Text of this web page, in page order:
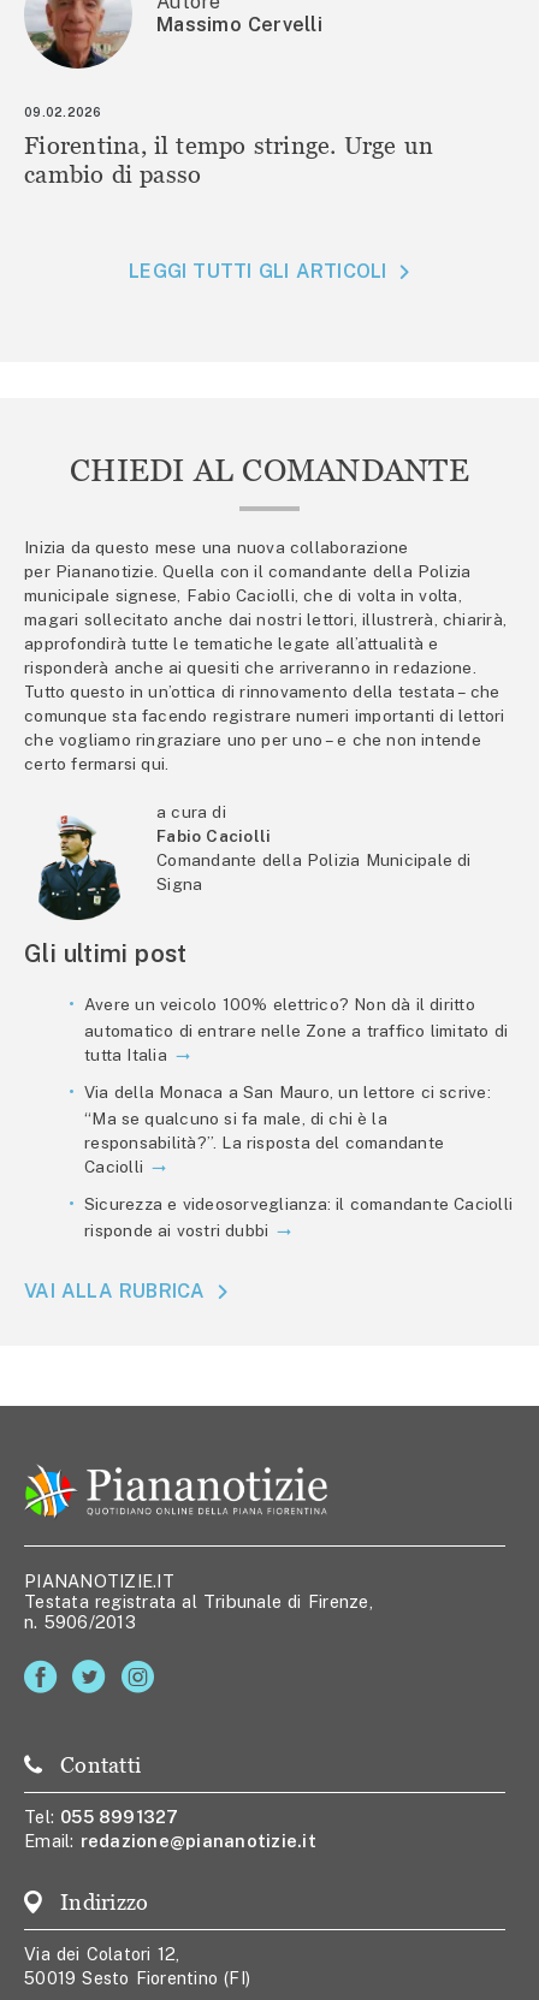
Massimo Cervelli
09.02.2026
Fiorentina, il tempo stringe. Urge un
cambio di passo
LEGGI TUTTI GLI ARTICOLI
CHIEDI AL COMANDANTE
Inizia da questo mese una nuova collaborazione
per Piananotizie. Quella con il comandante della Polizia
municipale signese, Fabio Caciolli, che di volta in volta,
magari sollecitato anche dai nostri lettori, illustrerà, chiarirà,
approfondirà tutte le tematiche legate all’attualità e
risponderà anche ai quesiti che arriveranno in redazione.
Tutto questo in un’ottica di rinnovamento della testata – che
comunque sta facendo registrare numeri importanti di lettori
che vogliamo ringraziare uno per uno – e che non intende
certo fermarsi qui.
a cura di
Fabio Caciolli
Comandante della Polizia Municipale di
Signa
Gli ultimi post
Avere un veicolo 100% elettrico? Non dà il diritto
automatico di entrare nelle Zone a traffico limitato di
tutta Italia
Via della Monaca a San Mauro, un lettore ci scrive:
“Ma se qualcuno si fa male, di chi è la
responsabilità?”. La risposta del comandante
Caciolli
Sicurezza e videosorveglianza: il comandante Caciolli
risponde ai vostri dubbi
VAI ALLA RUBRICA
PIANANOTIZIE.IT
Testata registrata al Tribunale di Firenze,
n. 5906/2013
Contatti
Tel: 055 8991327
Email: redazione@piananotizie.it
Indirizzo
Via dei Colatori 12,
50019 Sesto Fiorentino (FI)